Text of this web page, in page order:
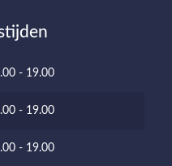
- 19.00
- 19.00
- 19.00